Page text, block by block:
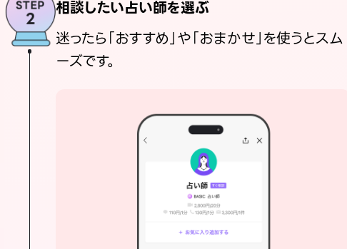
相談したい占い師を選ぶ
迷ったら「おすすめ」や「おまかせ」を使うとスム
ーズです。